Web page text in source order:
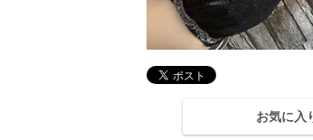
お気に入